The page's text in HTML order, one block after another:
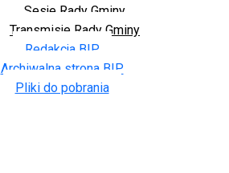
Sesje Rady Gminy
Transmisje Rady Gminy
Redakcja BIP
Archiwalna strona BIP
Pliki do pobrania